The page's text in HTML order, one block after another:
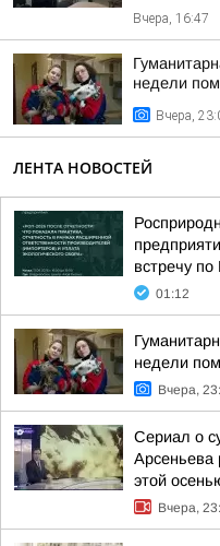
Вчера, 16:47
недели
Вчера,
ЛЕНТА НОВОСТЕЙ
встречу
01:12
недели
Вчера,
Сериал о
Арсеньева
этой
Вчера,